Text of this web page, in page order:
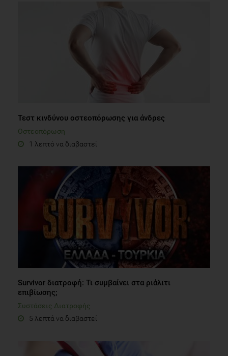
Τεστ κινδύνου οστεοπόρωσης για άνδρες
Οστεοπόρωση
1 λεπτό να διαβαστεί
Survivor διατροφή: Τι συμβαίνει στα ριάλιτι
επιβίωσης;
Συστάσεις Διατροφής
5 λεπτά να διαβαστεί